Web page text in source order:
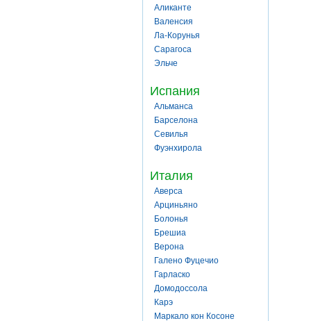
Аликанте
Валенсия
Ла-Корунья
Сарагоса
Эльче
Испания
Альманса
Барселона
Севилья
Фуэнхирола
Италия
Аверса
Арциньяно
Болонья
Брешиа
Верона
Галено Фуцечио
Гарласко
Домодоссола
Карэ
Маркало кон Косоне